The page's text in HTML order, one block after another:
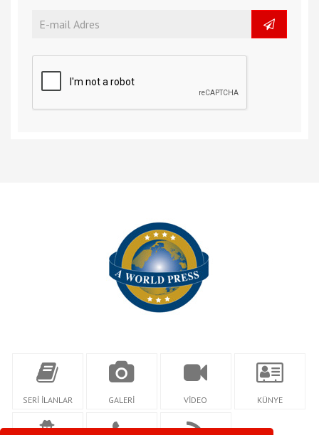
SERİ İLANLAR GALERİ VİDEO KÜNYE